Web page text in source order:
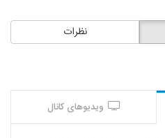
Mohammad Nematzadeh
نیکو بنام وقتی با من هستی
نظرات
ویدیوهای کانال